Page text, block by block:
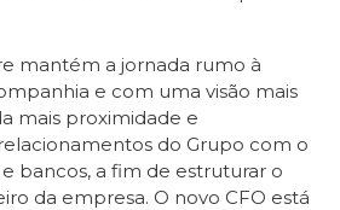
mantém a jornada rumo à
e com uma visão mais
mais proximidade e
do Grupo com o
bancos, a fim de estruturar o
da empresa. O novo CFO está